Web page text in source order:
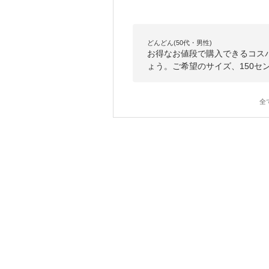
どんどん(50代・男性)
お得なお値段で購入できるコ
ょう。ご希望のサイズ、150セ
全